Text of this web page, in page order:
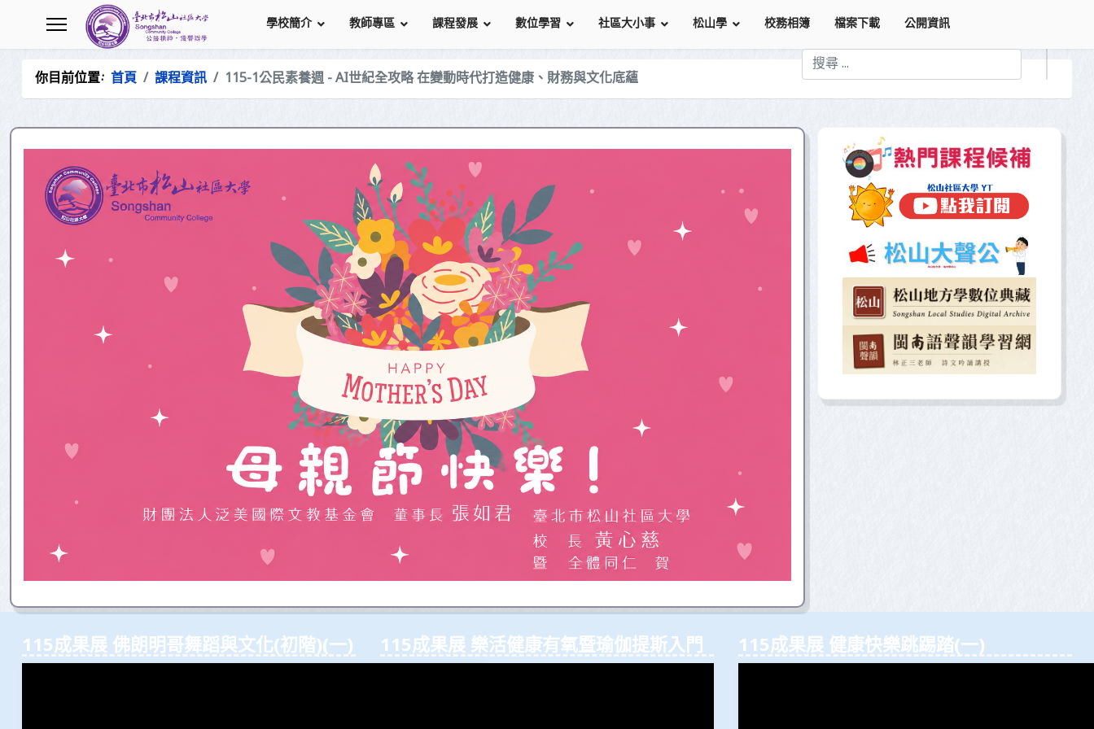
學校簡介 教師專區 課程發展 數位學習 社區大小事 松山學 校務相簿 檔案下載 公開資訊
搜索
你目前位置: 首頁 課程資訊 115-1公民素養週 - AI世紀全攻略 在變動時代打造健康、財務與文化底蘊
115成果展 佛朗明哥舞蹈與⽂化(初階)(⼀) 115成果展 樂活健康有氧暨瑜伽提斯入⾨ 115成果展 健康快樂跳踢踏(⼀)